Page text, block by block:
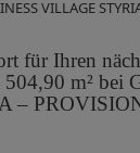
für Ihren
504,90 m² bei
–